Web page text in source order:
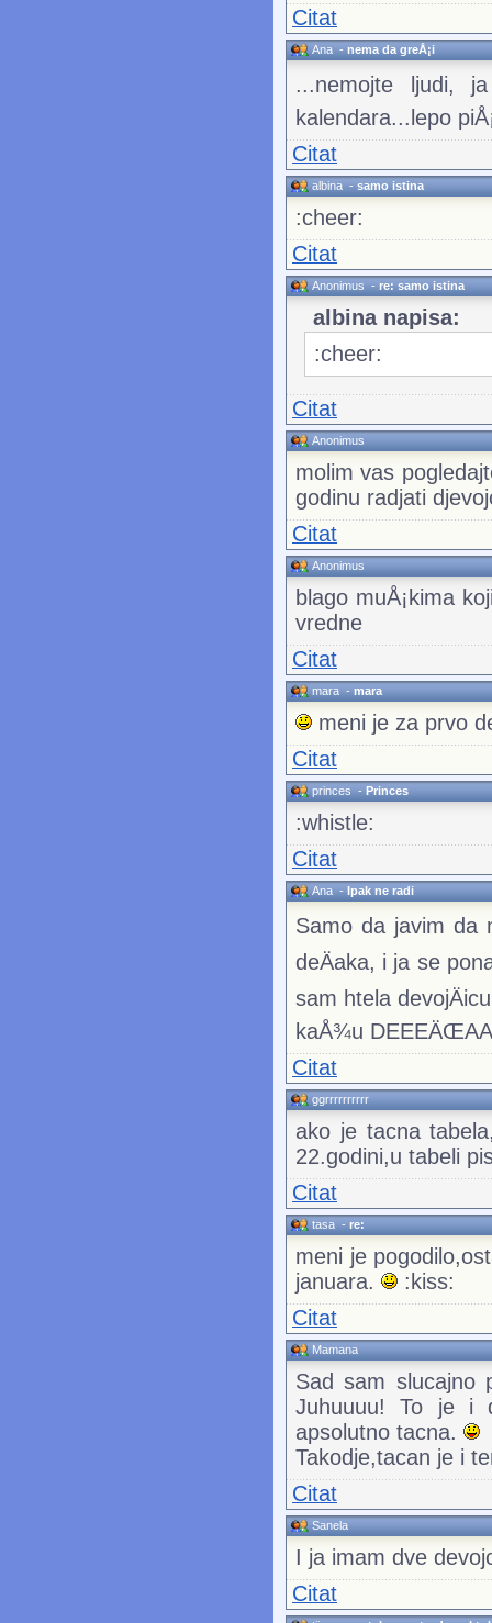
Citat
Ana - nema da greÅ¡i
...nemojte ljudi,
kalendara...lepo
Citat
albina - samo istina
:cheer:
Citat
Anonimus - re: samo istina
albina napisa:
:cheer:
Citat
Anonimus
molim vas
godinu radjati
Citat
Anonimus
blago muÅ¡kima
vredne
Citat
mara - mara
meni je za prvo
Citat
princes - Princes
:whistle:
Citat
Ana - Ipak ne radi
Samo da javim da
deÄaka, i ja se
sam htela
kaÅ¾u
Citat
ggrrrrrrrrrr
ako je tacna
22.godini,u tabeli
Citat
tasa - re:
meni je
januara.
:kiss:
Citat
Mamana
Sad sam slucajno
Juhuuuu! To je i
apsolutno tacna.
Takodje,tacan je i
Citat
Sanela
I ja imam dve
Citat